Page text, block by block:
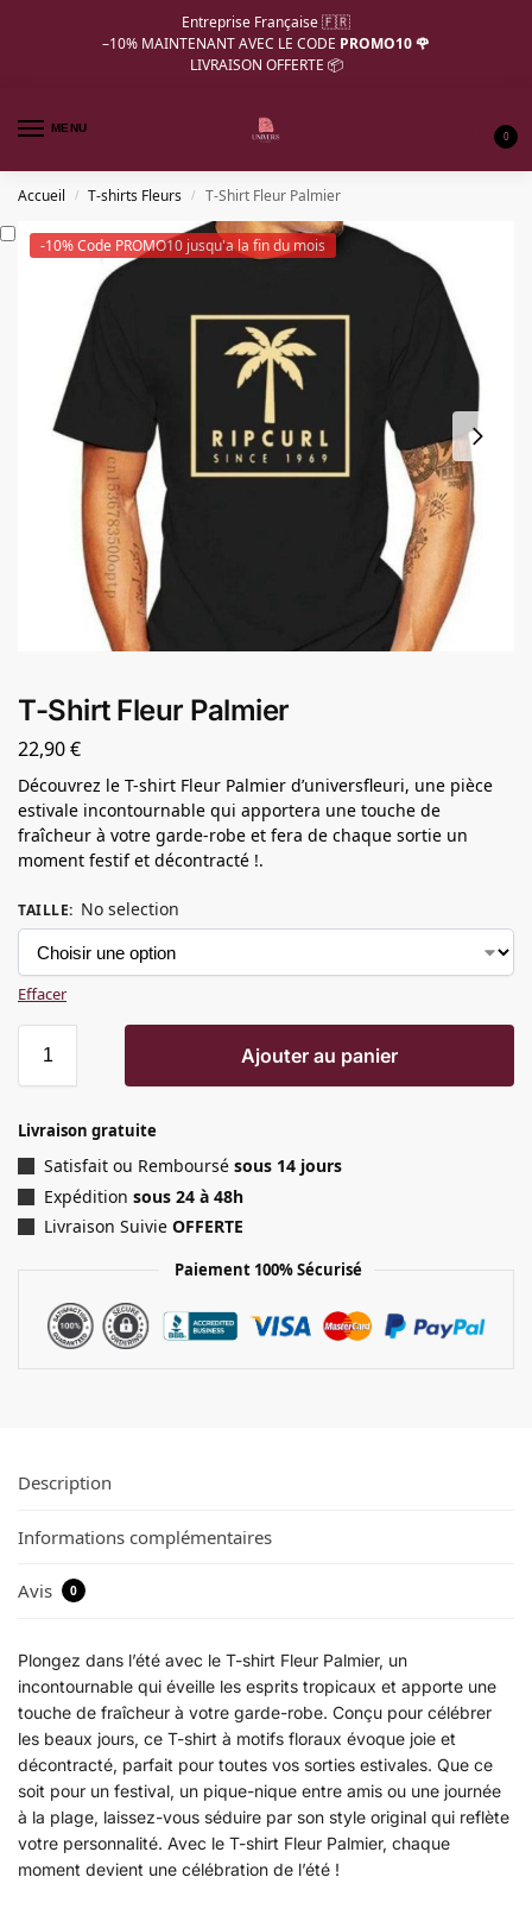
Entreprise Française 🇫🇷
–10% MAINTENANT AVEC LE CODE PROMO10 🌹
LIVRAISON OFFERTE 📦
MENU
0
Accueil / T-shirts Fleurs / T-Shirt Fleur Palmier
-10% Code PROMO10 jusqu'a la fin du mois
T-Shirt Fleur Palmier
22,90€
Découvrez le T-shirt Fleur Palmier d’universfleuri, une pièce
estivale incontournable qui apportera une touche de
fraîcheur à votre garde-robe et fera de chaque sortie un
moment festif et décontracté !.
TAILLE: No selection
Effacer
Ajouter au panier
Livraison gratuite
Satisfait ou Remboursé sous 14 jours
Expédition sous 24 à 48h
Livraison Suivie OFFERTE
Paiement 100% Sécurisé
Description
Informations complémentaires
Avis 0
Plongez dans l’été avec le T-shirt Fleur Palmier, un
incontournable qui éveille les esprits tropicaux et apporte une
touche de fraîcheur à votre garde-robe. Conçu pour célébrer
les beaux jours, ce T-shirt à motifs floraux évoque joie et
décontracté, parfait pour toutes vos sorties estivales. Que ce
soit pour un festival, un pique-nique entre amis ou une journée
à la plage, laissez-vous séduire par son style original qui reflète
votre personnalité. Avec le T-shirt Fleur Palmier, chaque
moment devient une célébration de l’été !